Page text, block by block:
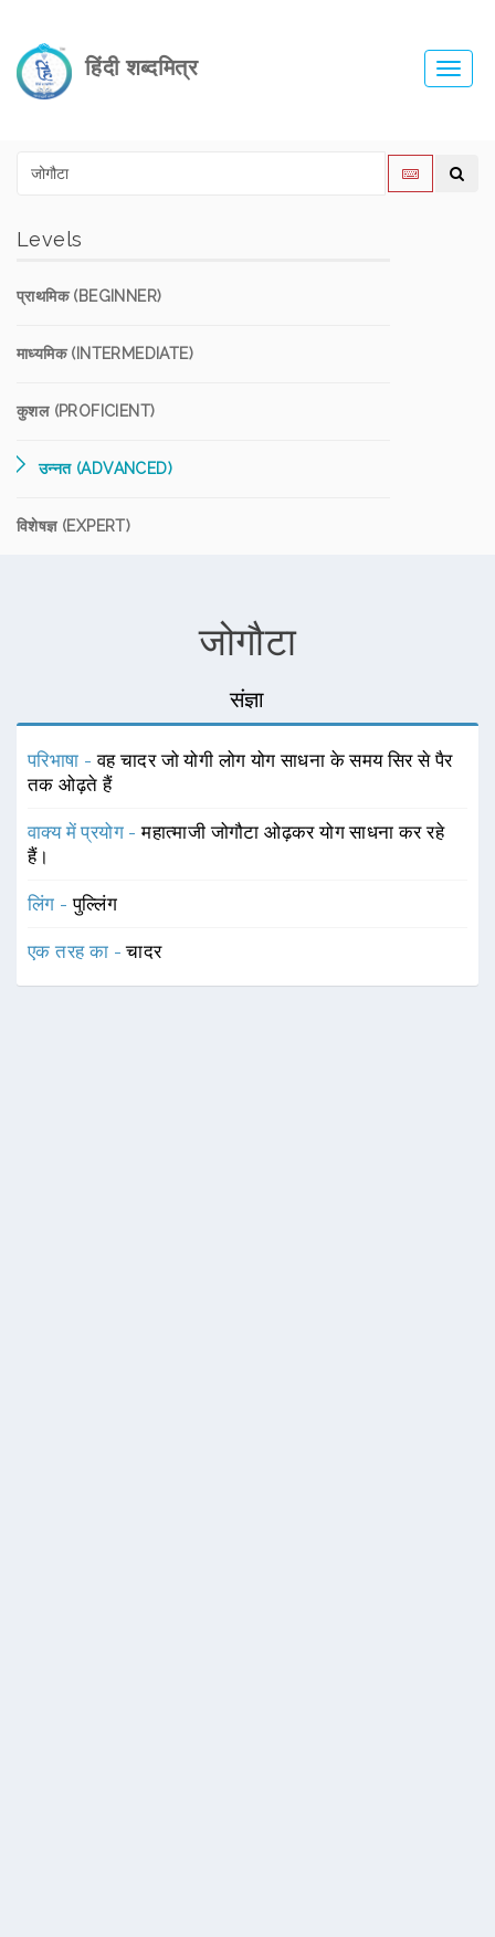
हिंदी शब्दमित्र
Levels
प्राथमिक (BEGINNER)
माध्यमिक (INTERMEDIATE)
कुशल (PROFICIENT)
उन्नत (ADVANCED)
विशेषज्ञ (EXPERT)
जोगौटा
संज्ञा
परिभाषा -वह चादर जो योगी लोग योग साधना के समय सिर से पैर
तक ओढ़ते हैं
वाक्य में प्रयोग -महात्माजी जोगौटा ओढ़कर योग साधना कर रहे
हैं।
लिंग -पुल्लिंग
एक तरह का -चादर